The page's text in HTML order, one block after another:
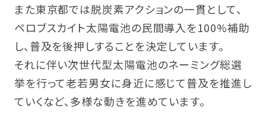
また東京都では脱炭素アクションの一貫として、
ペロブスカイト太陽電池の民間導入を100%補助
し、普及を後押しすることを決定しています。
それに伴い次世代型太陽電池のネーミング総選
挙を行って老若男女に身近に感じて普及を推進し
ていくなど、多様な動きを進めています。